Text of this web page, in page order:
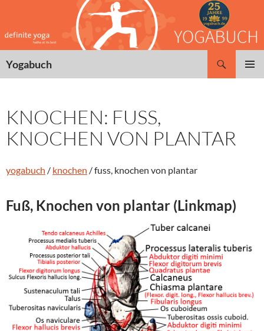
springen
Yogabuch
KNOCHEN: FUSS,
KNOCHEN VON PLANTAR
yogabuch / knochen / fuss, knochen von plantar
Fuß, Knochen von plantar (Linkmap)